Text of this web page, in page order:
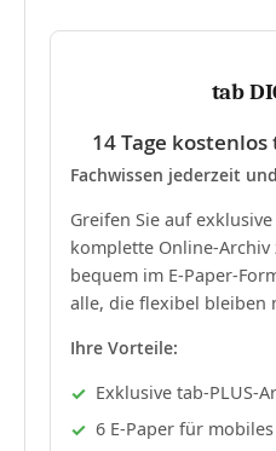
tab
14 Tage
Fachwissen jederzeit
Greifen Sie auf
komplette Online-Archiv
bequem im E-Paper-
alle, die flexibel bleiben
Ihre Vorteile:
Exklusive tab-PLUS-
6 E-Paper für mobiles